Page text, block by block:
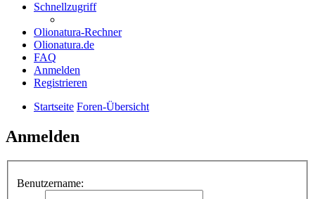
Schnellzugriff
Olionatura-Rechner
Olionatura.de
FAQ
Anmelden
Registrieren
Startseite Foren-Übersicht
Anmelden
Benutzername: